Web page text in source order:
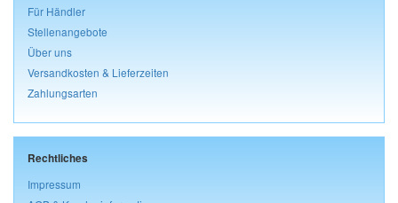
Für Händler
Stellenangebote
Über uns
Versandkosten & Lieferzeiten
Zahlungsarten
Rechtliches
Impressum